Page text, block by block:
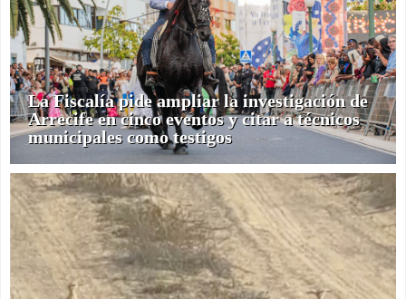
La Fiscalía pide ampliar la investigación de
Arrecife en cinco eventos y citar a técnicos
municipales como testigos